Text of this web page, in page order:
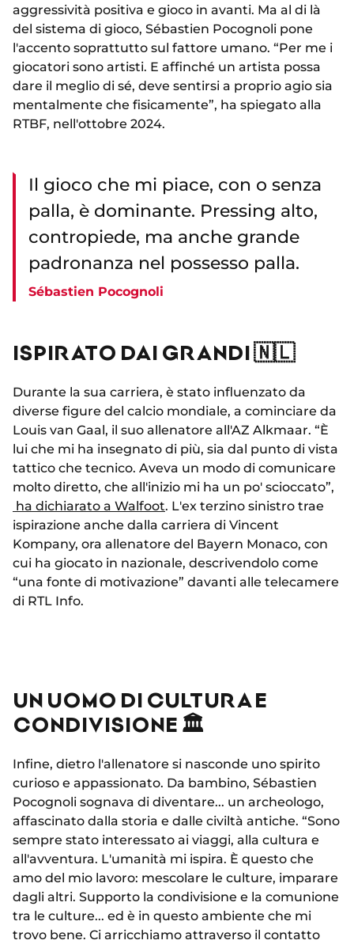
aggressività positiva e gioco in avanti. Ma al di là
del sistema di gioco, Sébastien Pocognoli pone
l'accento soprattutto sul fattore umano. “Per me i
giocatori sono artisti. E affinché un artista possa
dare il meglio di sé, deve sentirsi a proprio agio sia
mentalmente che fisicamente”, ha spiegato alla
RTBF, nell'ottobre 2024.
Il gioco che mi piace, con o senza
palla, è dominante. Pressing alto,
contropiede, ma anche grande
padronanza nel possesso palla.
Sébastien Pocognoli
ISPIRATO DAI GRANDI 🇳🇱
Durante la sua carriera, è stato influenzato da
diverse figure del calcio mondiale, a cominciare da
Louis van Gaal, il suo allenatore all'AZ Alkmaar. “È
lui che mi ha insegnato di più, sia dal punto di vista
tattico che tecnico. Aveva un modo di comunicare
molto diretto, che all'inizio mi ha un po' scioccato”,
ha dichiarato a Walfoot. L'ex terzino sinistro trae
ispirazione anche dalla carriera di Vincent
Kompany, ora allenatore del Bayern Monaco, con
cui ha giocato in nazionale, descrivendolo come
“una fonte di motivazione” davanti alle telecamere
di RTL Info.
UN UOMO DI CULTURA E
CONDIVISIONE 🏛
Infine, dietro l'allenatore si nasconde uno spirito
curioso e appassionato. Da bambino, Sébastien
Pocognoli sognava di diventare... un archeologo,
affascinato dalla storia e dalle civiltà antiche. “Sono
sempre stato interessato ai viaggi, alla cultura e
all'avventura. L'umanità mi ispira. È questo che
amo del mio lavoro: mescolare le culture, imparare
dagli altri. Supporto la condivisione e la comunione
tra le culture... ed è in questo ambiente che mi
trovo bene. Ci arricchiamo attraverso il contatto